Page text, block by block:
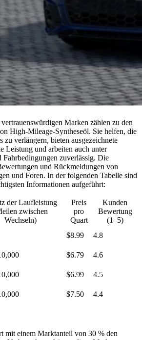
Marken zählen zu den
High-Mileage-Syntheseöl. Sie helfen, die
zu verlängern, bieten ausgezeichnete
Leistung und arbeiten auch unter
zuverlässig. Die
und Rückmeldungen von
und Foren. In der folgenden Tabelle sind
Informationen aufgeführt:
der Laufleistung
zwischen
Wechseln)
Preis
pro
Quart
Kunden
Bewertung
(1–5)
$8.99
4.8
$6.79
4.6
$6.99
4.5
$7.50 4.4
mit einem Marktanteil von 30 % den